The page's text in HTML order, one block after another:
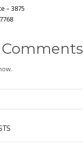
– 3875